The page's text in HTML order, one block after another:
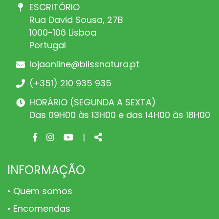
ESCRITÓRIO
Rua David Sousa, 27B
1000-106 Lisboa
Portugal
lojaonline@blissnatura.pt
(+351) 210 935 935
HORÁRIO (SEGUNDA A SEXTA)
Das 09H00 às 13H00 e das 14H00 às 18H00
Facebook
Instagram
Youtube
| Share
INFORMAÇÃO
Quem somos
Encomendas